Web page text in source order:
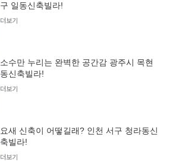
구 일동신축빌라!
더보기
소수만 누리는 완벽한 공간감 광주시 목현
동신축빌라!
더보기
요새 신축이 어떻길래? 인천 서구 청라동신
축빌라!
더보기